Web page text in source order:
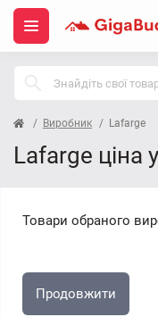
Виробник Lafarge
Lafarge ціна
Товари обраного
Продовжити